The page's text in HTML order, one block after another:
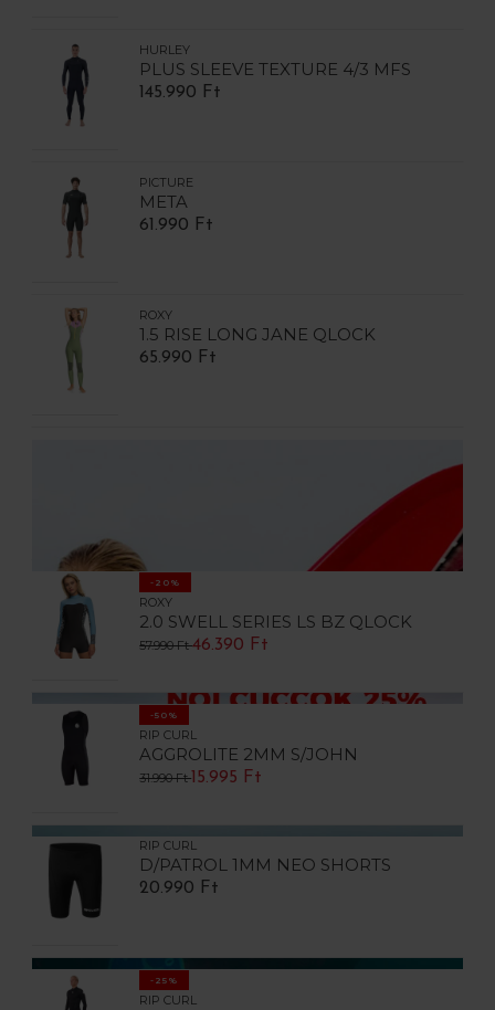
HURLEY
PLUS SLEEVE TEXTURE 4/3 MFS
145.990 Ft
PICTURE
META
61.990 Ft
ROXY
1.5 RISE LONG JANE QLOCK
65.990 Ft
-20%
ROXY
2.0 SWELL SERIES LS BZ QLOCK
57.990 Ft46.390 Ft
-50%
RIP CURL
AGGROLITE 2MM S/JOHN
31.990 Ft 15.995 Ft
RIP CURL
D/PATROL 1MM NEO SHORTS
20.990 Ft
-25%
RIP CURL